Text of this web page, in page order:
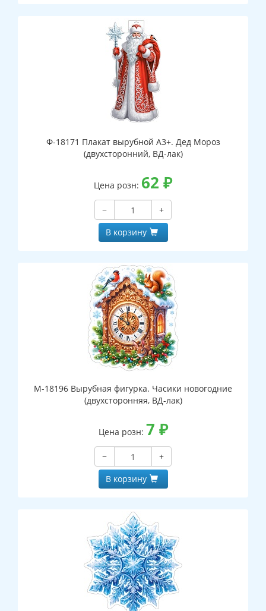
Ф-18171 Плакат вырубной А3+. Дед Мороз
(двухсторонний, ВД-лак)
Цена розн: 62 ₽
−
+
В корзину
М-18196 Вырубная фигурка. Часики новогодние
(двухсторонняя, ВД-лак)
Цена розн: 7 ₽
−
+
В корзину